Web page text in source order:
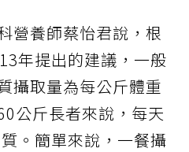
營養師蔡怡君說，根
年提出的建議，一般
攝取量為每公斤體重
公斤長者來說，每天
。簡單來說，一餐攝